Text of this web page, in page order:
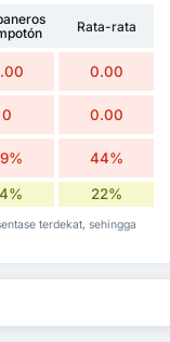
Rata-rata
0.00
0 0.00
44%
22%
terdekat, sehingga